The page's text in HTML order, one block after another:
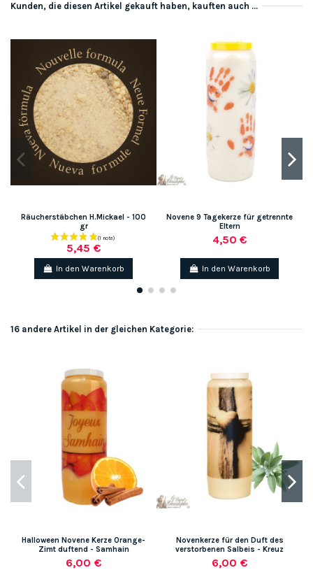
Kunden, die diesen Artikel gekauft haben, kauften auch ...
Räucherstäbchen H.Mickael - 100
gr
5,45 €
In den Warenkorb
Novene 9 Tagekerze für getrennte
Eltern
4,50 €
In den Warenkorb
16 andere Artikel in der gleichen Kategorie:
Halloween Novene Kerze Orange-
Zimt duftend - Samhain
6,00 €
Novenkerze für den Duft des
verstorbenen Salbeis - Kreuz
6,00 €